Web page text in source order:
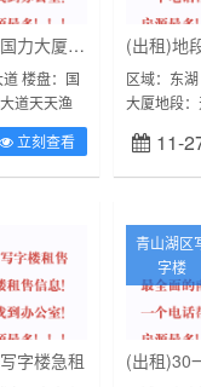
(出租)洪都北大道国力大厦总部商务写字楼
楼盘：国
道天天渔
公园类
㎡价格：面
立刻查看
区域：东
大厦地段
中山路类
价格：
11-
字楼急租
青山湖区
字楼